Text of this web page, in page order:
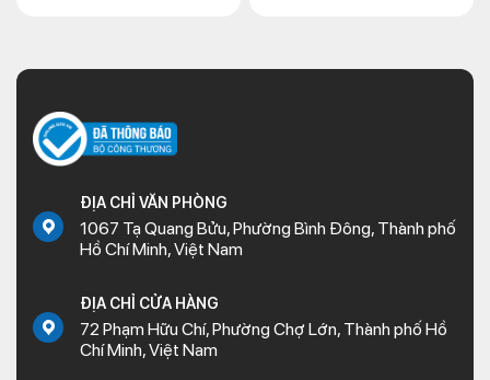
ĐỊA CHỈ VĂN PHÒNG
1067 Tạ Quang Bửu, Phường Bình Đông, Thành phố
Hồ Chí Minh, Việt Nam
ĐỊA CHỈ CỬA HÀNG
72 Phạm Hữu Chí, Phường Chợ Lớn, Thành phố Hồ
Chí Minh, Việt Nam